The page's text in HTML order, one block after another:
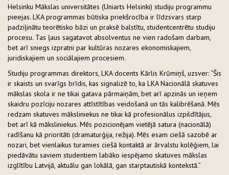
Helsinku Mākslas universitātes (Uniarts Helsinki) studiju programmu
pieejas. LKA programmas būtiska priekšrocība ir līdzsvars starp
padziļinātu teorētisko bāzi un praksē balstītu, studentcentrētu studiju
procesu. Tas ļaus sagatavot absolventus ne vien radošam darbam,
bet arī sniegs izpratni par kultūras nozares ekonomiskajiem,
juridiskajiem un sociālajiem procesiem.
Studiju programmas direktors, LKA docents Kārlis Krūmiņš, uzsver: “Šis
ir skaists un svarīgs brīdis, kas signalizē to, ka LKA Nacionālā skatuves
mākslas skola ir ne tikai gatava pārmaiņām, bet arī apzinās un ieņem
skaidru pozīciju nozares attīstītības veidošanā un tās kalibrēšanā. Mēs
redzam skatuves māksliniekus ne tikai kā profesionālus izpildītājus,
bet arī kā māksliniekus. Mēs pozicionējam vietējā satura (nacionālā)
radīšanu kā prioritāti (dramaturģija, režija). Mēs esam ciešā sazobē ar
nozari, bet vienlaikus turamies ciešā kontaktā ar ārvalstu kolēģiem, lai
piedāvātu saviem studentiem labāko iespējamo skatuves mākslas
izglītību Latvijā, aktuālu gan lokālā, gan starptautiskā kontekstā.”